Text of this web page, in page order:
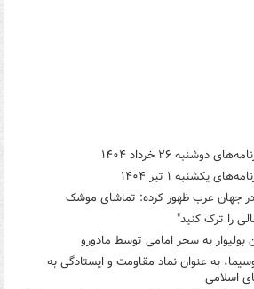
۲۶ خرداد ۱۴۰۴
۱ تیر ۱۴۰۴
جهان عرب ظهور کرده: تماشای موشک
را ترک کنید"
بولیوار به سحر امامی توسط مادورو
به عنوان نماد مقاومت و ایستادگی به
اسلامی